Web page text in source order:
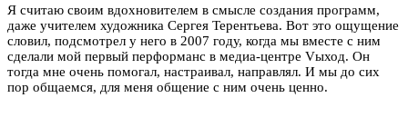
Я считаю своим вдохновителем в смысле создания программ,
даже учителем художника Сергея Терентьева. Вот это ощущение
словил, подсмотрел у него в 2007 году, когда мы вместе с ним
сделали мой первый перформанс в медиа-центре Vыход. Он
тогда мне очень помогал, настраивал, направлял. И мы до сих
пор общаемся, для меня общение с ним очень ценно.